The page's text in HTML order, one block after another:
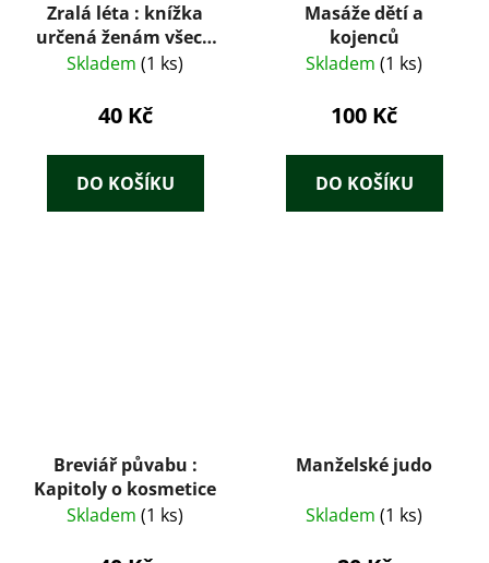
Zralá léta : knížka
určená ženám všech
věkových kategorií a
ženám porozumět
Skladem (1 ks)
40 Kč
DO KOŠÍKU
Masáže dětí a
kojenců
Skladem (1 ks)
100 Kč
DO KOŠÍKU
Breviář půvabu :
Kapitoly o kosmetice
Skladem (1 ks)
Manželské judo
Skladem (1 ks)